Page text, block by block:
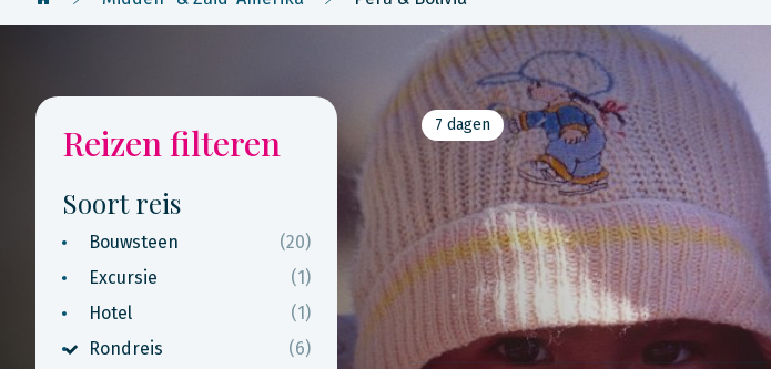
Reizen filteren
Soort reis
Bouwsteen
(20)
Excursie
(1)
Hotel
(1)
Rondreis
(6)
7 dagen